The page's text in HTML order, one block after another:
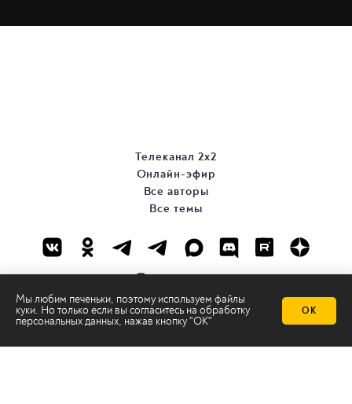
Мы любим печеньки, поэтому используем файлы
куки. Но только если вы согласитесь на обработку
персональных данных, нажав кнопку "ОК"
ОК
Телеканал 2х2
Онлайн-эфир
Все авторы
Все темы
© ООО «ТРК «2Х2», 2026
Правовая информация